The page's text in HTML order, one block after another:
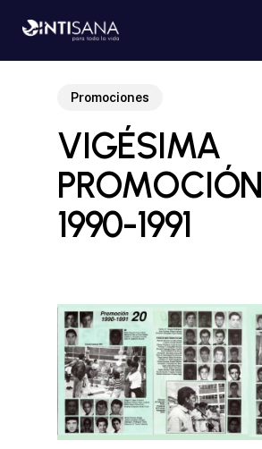
main
Promociones
VIGÉSIMA
PROMOCIÓN
1990-1991